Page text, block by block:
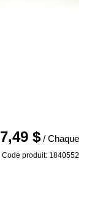
7,49 $ / Chaque
Code produit: 1840552